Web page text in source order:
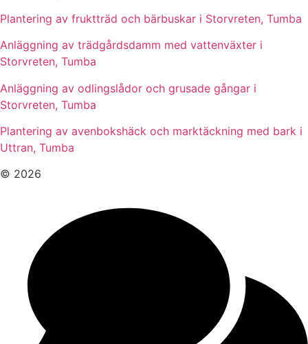
Plantering av fruktträd och bärbuskar i Storvreten, Tumba
Anläggning av trädgårdsdamm med vattenväxter i
Storvreten, Tumba
Anläggning av odlingslådor och grusade gångar i
Storvreten, Tumba
Plantering av avenbokshäck och marktäckning med bark i
Uttran, Tumba
© 2026